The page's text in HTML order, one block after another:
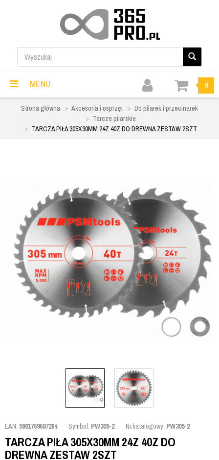
MENU 0
Strona główna Akcesoria i osprzęt
Do pilarek i przecinarek
Tarcze pilarskie
TARCZA PIŁA 305X30MM 24Z 40Z DO DREWNA ZESTAW 2SZT
EAN: 5901769687264 Symbol: PW305-2 Nr.katalogowy: PW305-2
TARCZA PIŁA 305X30MM 24Z 40Z DO
DREWNA ZESTAW 2SZT